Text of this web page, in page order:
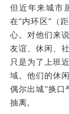
但近年来城市
在“内环区”（
心。对他们来
友谊、休闲、
只是为了上班
域。他们的休
偶尔出城“换口
抽离。